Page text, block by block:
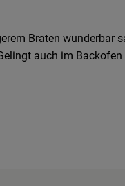
Braten wunderbar
auch im